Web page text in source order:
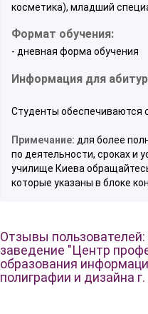
косметика), младший
Формат обучения:
- дневная форма обучения
Информация для
Студенты обеспечиваются
Примечание: для более
по деятельности, сроках и
училище Киева
которые указаны в блоке
Отзывы
заведение "Центр
образования
полиграфии и дизайна